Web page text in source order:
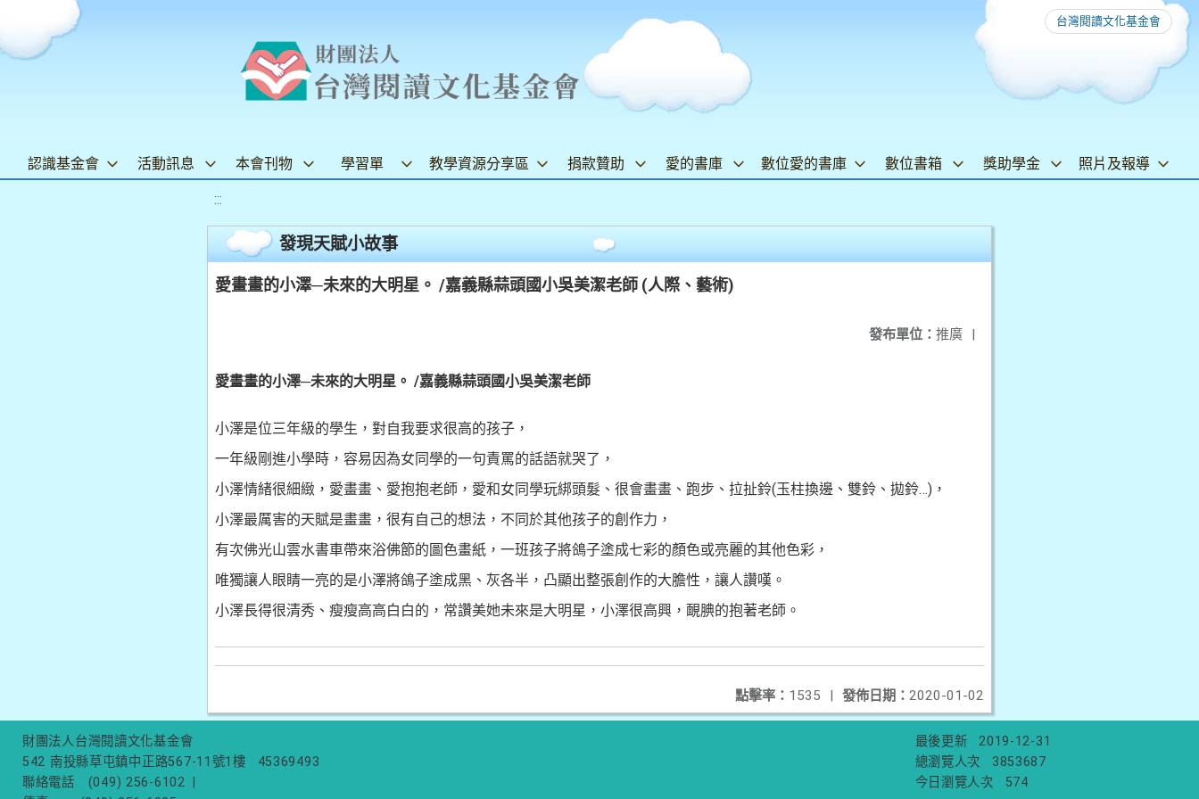
台灣閱讀文化基金會
認識基金會 活動訊息 本會刊物 學習單 教學資源分享區 捐款贊助 愛的書庫 數位愛的書庫 數位書箱 獎助學金 照片及報導
:::
發現天賦小故事
愛畫畫的小澤─未來的大明星。 /嘉義縣蒜頭國小吳美潔老師 (人際、藝術)
發布單位： 推廣 |
愛畫畫的小澤─未來的大明星。 /嘉義縣蒜頭國小吳美潔老師
小澤是位三年級的學生，對自我要求很高的孩子，
一年級剛進小學時，容易因為女同學的一句責罵的話語就哭了，
小澤情緒很細緻，愛畫畫、愛抱抱老師，愛和女同學玩綁頭髮、很會畫畫、跑步、拉扯鈴(玉柱換邊、雙鈴、拋鈴…)，
小澤最厲害的天賦是畫畫，很有自己的想法，不同於其他孩子的創作力，
有次佛光山雲水書車帶來浴佛節的圖色畫紙，一班孩子將鴿子塗成七彩的顏色或亮麗的其他色彩，
唯獨讓人眼睛一亮的是小澤將鴿子塗成黑、灰各半，凸顯出整張創作的大膽性，讓人讚嘆。
小澤長得很清秀、瘦瘦高高白白的，常讚美她未來是大明星，小澤很高興，靦腆的抱著老師。
發佈日期： 2020-01-02
點擊率： 1535 |
財團法人台灣閱讀文化基金會
542 南投縣草屯鎮中正路567-11號1樓
45369493
聯絡電話
(049) 256-6102
最後更新
2019-12-31
總瀏覽人次
3853687
今日瀏覽人次
574